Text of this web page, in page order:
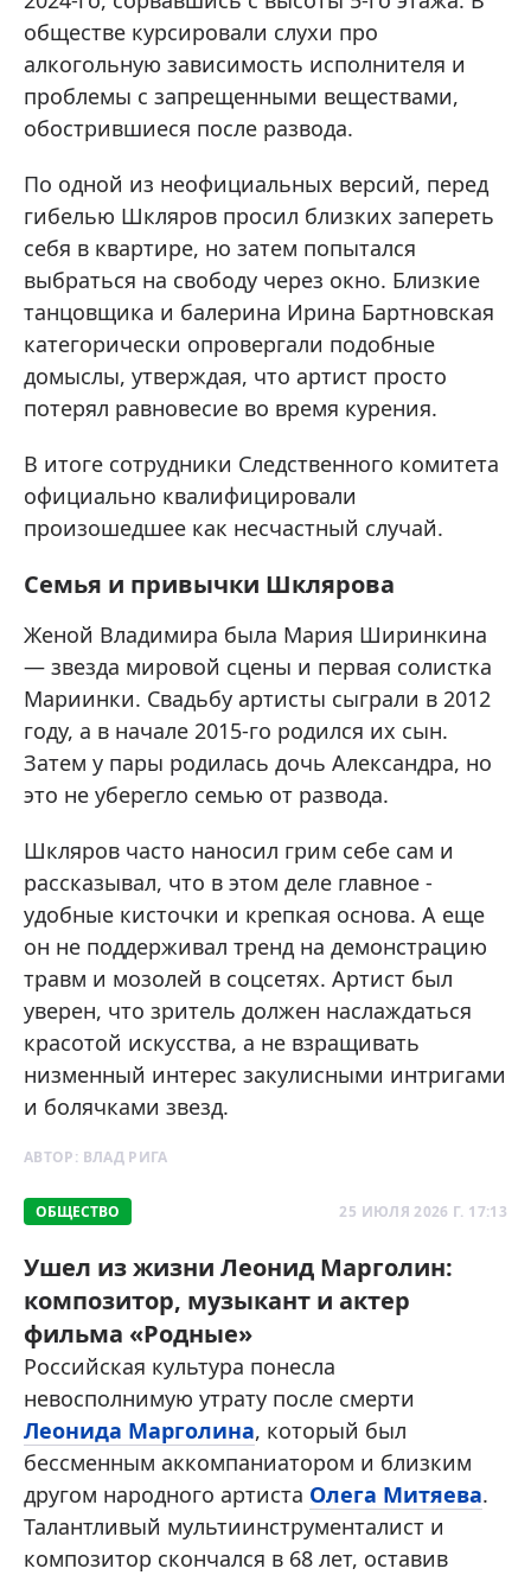
обществе курсировали слухи про
алкогольную зависимость исполнителя и
проблемы с запрещенными веществами,
обострившиеся после развода.
По одной из неофициальных версий, перед
гибелью Шкляров просил близких запереть
себя в квартире, но затем попытался
выбраться на свободу через окно. Близкие
танцовщика и балерина Ирина Бартновская
категорически опровергали подобные
домыслы, утверждая, что артист просто
потерял равновесие во время курения.
В итоге сотрудники Следственного комитета
официально квалифицировали
произошедшее как несчастный случай.
Семья и привычки Шклярова
Женой Владимира была Мария Ширинкина
— звезда мировой сцены и первая солистка
Мариинки. Свадьбу артисты сыграли в 2012
году, а в начале 2015-го родился их сын.
Затем у пары родилась дочь Александра, но
это не уберегло семью от развода.
Шкляров часто наносил грим себе сам и
рассказывал, что в этом деле главное -
удобные кисточки и крепкая основа. А еще
он не поддерживал тренд на демонстрацию
травм и мозолей в соцсетях. Артист был
уверен, что зритель должен наслаждаться
красотой искусства, а не взращивать
низменный интерес закулисными интригами
и болячками звезд.
АВТОР: ВЛАД РИГА
ОБЩЕСТВО 25 ИЮЛЯ 2026 Г. 17:13
Ушел из жизни Леонид Марголин:
композитор, музыкант и актер
фильма «Родные»
Российская культура понесла
невосполнимую утрату после смерти
Леонида Марголина, который был
бессменным аккомпаниатором и близким
другом народного артиста Олега Митяева.
Талантливый мультиинструменталист и
композитор скончался в 68 лет, оставив